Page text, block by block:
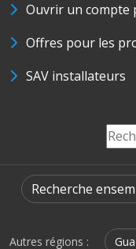
Ouvrir un compte
Offres pour les
SAV installateurs
Recherche
Autres régions :